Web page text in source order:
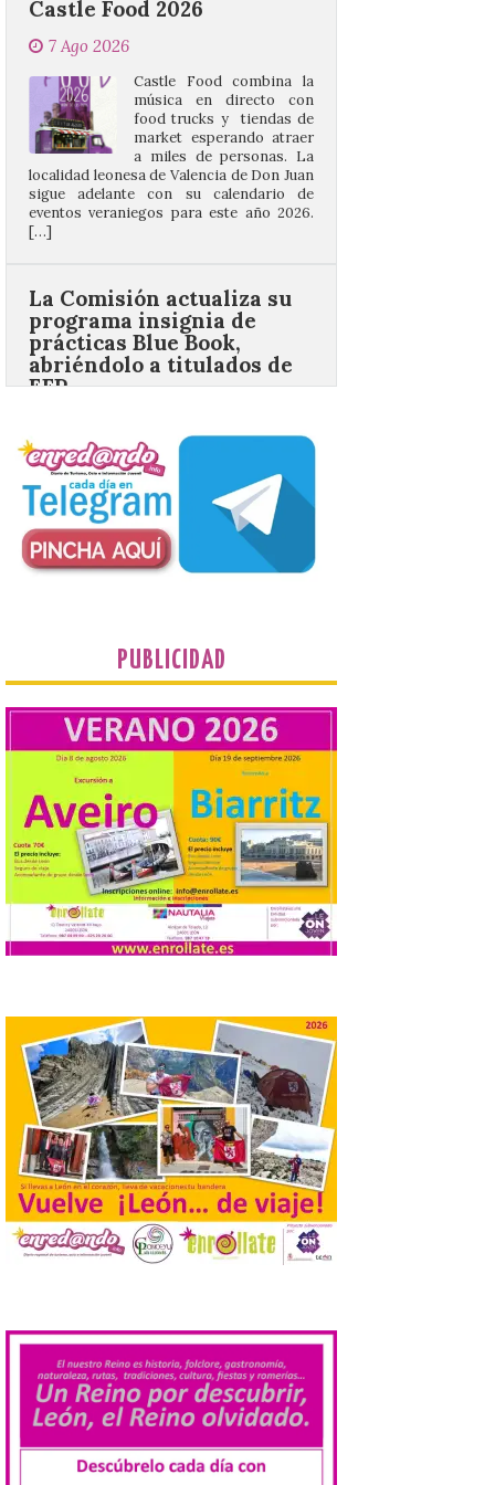
Castle Food combina la
a miles de personas. La
localidad leonesa de Valencia de Don Juan
sigue adelante con su calendario de
eventos veraniegos para este año 2026.
[…]
La Comisión actualiza su
programa insignia de
abriéndolo a titulados de
EFP
6 Ago 2026
Las solicitudes estarán
Bruselas, 6 de agosto de
2026.- La Comisión
Europea ha actualizado las normas de su
programa de prácticas, estableciendo un
marco único modernizado que hace que el
programa […]
velocidad gratuito de
6 Ago 2026
Iberia se convierte en la
primera aerolínea
española en ofrecer wifi a
bordo de Starlink, la
constelación de satélites
más avanzada del mundo, desarrollada
por SpaceX. La incorporación de esta
tecnología forma parte del compromiso
de Iberia con la innovación […]
La Junta promueve la
para la realización de
obras y servicios de
interés general y social
con más de 8,7 millones de
euros de inversión
6 Ago 2026
La Consejería de
Industria, Universidades,
Empleo y Comercio
destina 8,75 millones de
euros al programa JOVEL
desempleados inscritos en el Sistema
En la Comarca de Liébana
tienes 6 rincones únicos
para ver el Eclipse de Sol
PUBLICIDAD